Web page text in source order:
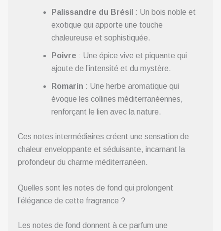
Palissandre du Brésil : Un bois noble et
exotique qui apporte une touche
chaleureuse et sophistiquée.
Poivre : Une épice vive et piquante qui
ajoute de l’intensité et du mystère.
Romarin : Une herbe aromatique qui
évoque les collines méditerranéennes,
renforçant le lien avec la nature.
Ces notes intermédiaires créent une sensation de
chaleur enveloppante et séduisante, incarnant la
profondeur du charme méditerranéen.
Quelles sont les notes de fond qui prolongent
l’élégance de cette fragrance ?
Les notes de fond donnent à ce parfum une